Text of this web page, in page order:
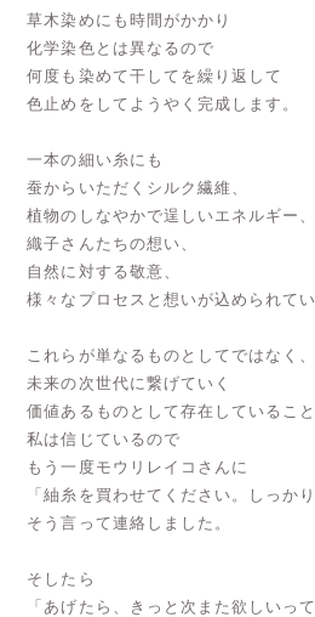
草木染めにも時間がかかり
化学染色とは異なるので
何度も染めて干してを繰り返して
色止めをしてようやく完成します。
一本の細い糸にも
蚕からいただくシルク繊維、
植物のしなやかで逞しいエネルギー、
織子さんたちの想い、
自然に対する敬意、
様々なプロセスと想いが込められてい
これらが単なるものとしてではなく、
未来の次世代に繋げていく
価値あるものとして存在しているこ
私は信じているので
もう一度モウリレイコさんに
「紬糸を買わせてください。しっか
そう言って連絡しました。
そしたら
「あげたら、きっと次また欲しいっ